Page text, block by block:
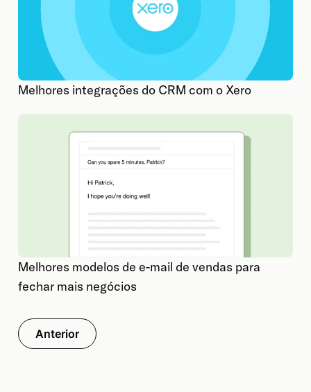
Melhores integrações do CRM com o Xero
Melhores modelos de e-mail de vendas para
fechar mais negócios
Anterior